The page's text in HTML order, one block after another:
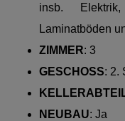
insb.
Laminatböden
ZIMMER: 3
GESCHOSS: 2.
NEUBAU: Ja